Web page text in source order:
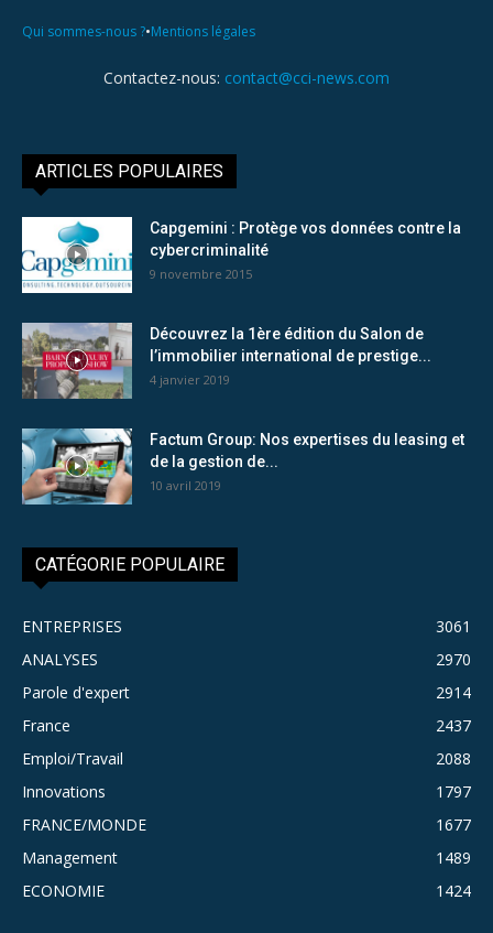
Qui sommes-nous ?•Mentions légales
Contactez-nous: contact@cci-news.com
ARTICLES POPULAIRES
Capgemini : Protège vos données contre la
cybercriminalité
9 novembre 2015
Découvrez la 1ère édition du Salon de
l’immobilier international de prestige...
4 janvier 2019
Factum Group: Nos expertises du leasing et
de la gestion de...
10 avril 2019
CATÉGORIE POPULAIRE
ENTREPRISES
3061
ANALYSES
2970
Parole d'expert
2914
France
2437
Emploi/Travail
2088
Innovations
1797
FRANCE/MONDE
1677
Management
1489
ECONOMIE
1424